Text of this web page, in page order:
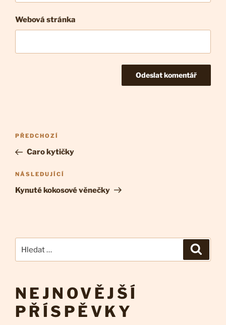
Webová stránka
Navigace
pro
příspěvek
Předchozí
příspěvek
PŘEDCHOZÍ
Caro kytičky
Následující
příspěvek
NÁSLEDUJÍCÍ
Kynuté kokosové věnečky
NEJNOVĚJŠÍ
PŘÍSPĚVKY